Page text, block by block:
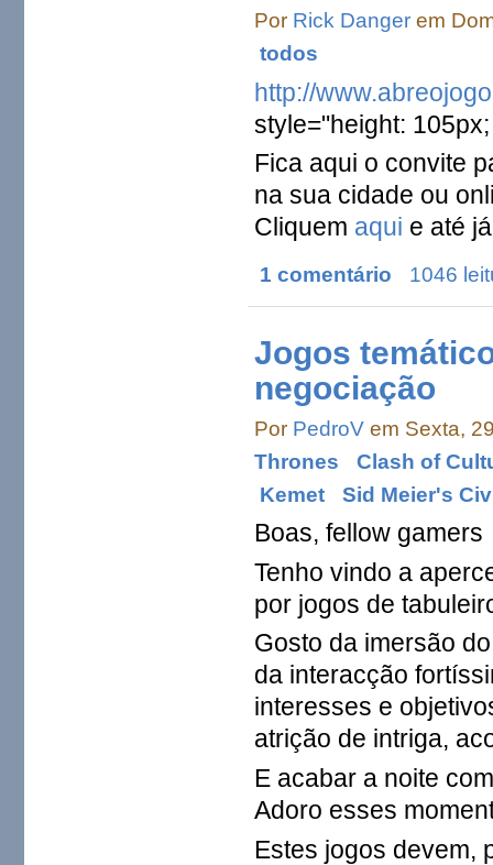
Por Rick Danger em
todos
http://
style="height:
Fica aqui o convite
na sua cidade ou
Cliquem aqui e até
1 comentário 1046
Jogos
negociação
Por PedroV em Sexta,
Thrones
Clash of
Kemet
Sid Meier's
Boas, fellow gamers
Tenho vindo a
por jogos de
Gosto da imersão
da interacção
interesses e
atrição de intriga,
E acabar a noite
Adoro esses
Estes jogos devem,